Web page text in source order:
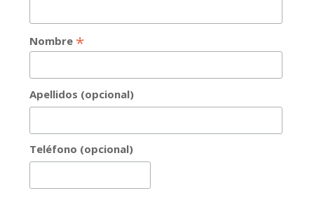
Nombre *
Apellidos (opcional)
Teléfono (opcional)